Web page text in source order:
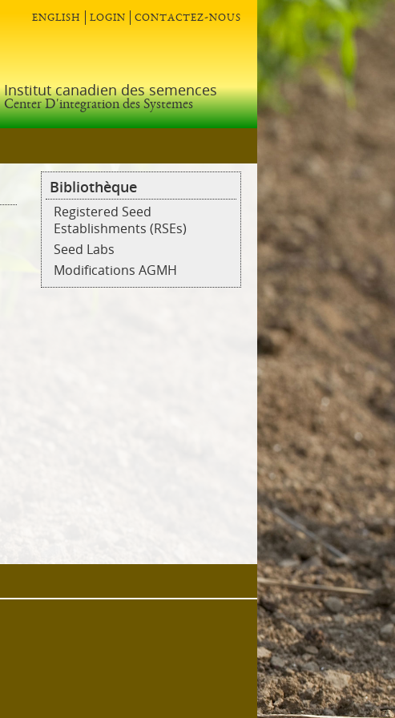
login contactez-nous
english
Institut canadien des semences
Center D'integration des Systemes
Bibliothèque
Registered Seed
Establishments (RSEs)
Seed Labs
Modifications AGMH